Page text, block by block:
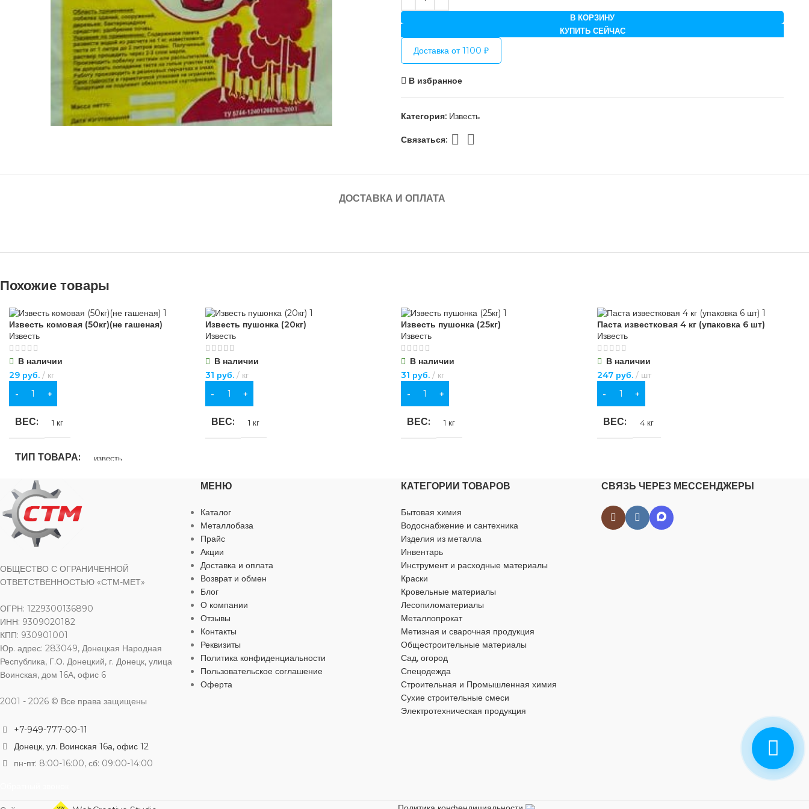
В КОРЗИНУ
КУПИТЬ СЕЙЧАС
Доставка от 1100 ₽
В избранное
Категория: Известь
Связаться:
ДОСТАВКА И ОПЛАТА
Похожие товары
Известь комовая (50кг)(не гашеная)
Известь
В наличии
29 руб. кг
В КОРЗИНУ
ВЕС 1 кг
ТИП ТОВАРА известь
НАЗНАЧЕНИЕ
для строительства
бытовых нужд
ВИД РАБОТ универсальные
УПАКОВКА полиэтиленовый мешок
Известь пушонка (20кг)
Известь
В наличии
31 руб. кг
В КОРЗИНУ
ВЕС 1 кг
Известь пушонка (25кг)
Известь
В наличии
31 руб. кг
В КОРЗИНУ
ВЕС 1 кг
Паста известковая 4 кг (упаковка 6 шт)
Известь
В наличии
247руб. шт
В КОРЗИНУ
ВЕС 4 кг
ОБЩЕСТВО С ОГРАНИЧЕННОЙ
ОТВЕТСТВЕННОСТЬЮ «СТМ-МЕТ»
ОГРН: 1229300136890
ИНН: 9309020182
КПП: 930901001
Юр. адрес: 283049, Донецкая Народная
Республика, Г.О. Донецкий, г. Донецк, улица
Воинская, дом 16А, офис 6
2001 - 2026 © Все права защищены
+7-949-777-00-11
Донецк, ул. Воинская 16а, офис 12
пн-пт: 8:00-16:00, сб: 09:00-14:00
МЕНЮ
Каталог
Металлобаза
Прайс
Акции
Доставка и оплата
Возврат и обмен
Блог
О компании
Отзывы
Контакты
Реквизиты
Политика конфиденциальности
Пользовательское соглашение
Оферта
КАТЕГОРИИ ТОВАРОВ
Бытовая химия
Водоснабжение и сантехника
Изделия из металла
Инвентарь
Инструмент и расходные материалы
Краски
Кровельные материалы
Лесопиломатериалы
Металлопрокат
Метизная и сварочная продукция
Общестроительные материалы
Сад, огород
Спецодежда
Строительная и Промышленная химия
Сухие строительные смеси
Электротехническая продукция
СВЯЗЬ ЧЕРЕЗ МЕССЕНДЖЕРЫ